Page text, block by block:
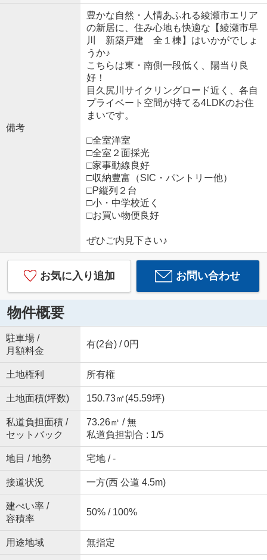
備考
豊かな自然・人情あふれる綾瀬市エリア
の新居に、住み心地も快適な【綾瀬市早
川 新築戸建 全１棟】はいかがでしょ
うか♪
こちらは東・南側一段低く、陽当り良
好！
目久尻川サイクリングロード近く、各自
プライベート空間が持てる4LDKのお住
まいです。
□全室洋室
□全室２面採光
□家事動線良好
□収納豊富（SIC・パントリー他）
□P縦列２台
□小・中学校近く
□お買い物便良好
ぜひご内見下さい♪
お気に入り追加 お問い合わせ
物件概要
駐車場 /
月額料金
有(2台) / 0円
土地権利 所有権
土地面積(坪数) 150.73㎡(45.59坪)
私道負担面積 /
セットバック
73.26㎡ / 無
私道負担割合 : 1/5
地目 / 地勢 宅地 / -
接道状況 一方(西 公道 4.5m)
建ぺい率 /
容積率
50% / 100%
用途地域 無指定